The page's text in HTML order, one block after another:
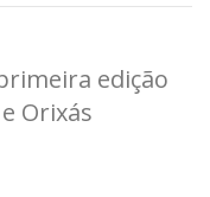
edição
Orixás